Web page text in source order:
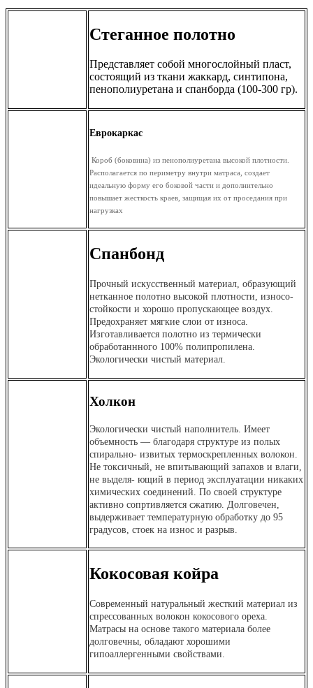
Стеганное полотно
Представляет собой многослойный пласт,
состоящий из ткани жаккард, синтипона,
пенополиуретана и спанборда (100-300 гр).
Еврокаркас
Короб (боковина) из пенополиуретана высокой плотности.
Располагается по периметру внутри матраса, создает
идеальную форму его боковой части и дополнительно
повышает жесткость краев, защищая их от проседания при
нагрузках
Спанбонд
Прочный искусственный материал, образующий
нетканное полотно высокой плотности, износо-
стойкости и хорошо пропускающее воздух.
Предохраняет мягкие слои от износа.
Изготавливается полотно из термически
обработаннного 100% полипропилена.
Экологически чистый материал.
Холкон
Экологически чистый наполнитель. Имеет
объемность — благодаря структуре из полых
спирально- извитых термоскрепленных волокон.
Не токсичный, не впитывающий запахов и влаги,
не выделя- ющий в период эксплуатации никаких
химических соединений. По своей структуре
активно сопртивляется сжатию. Долговечен,
выдерживает температурную обработку до 95
градусов, стоек на износ и разрыв.
Кокосовая койра
Современный натуральный жесткий материал из
спрессованных волокон кокосового ореха.
Матрасы на основе такого материала более
долговечны, обладают хорошими
гипоаллергенными свойствами.